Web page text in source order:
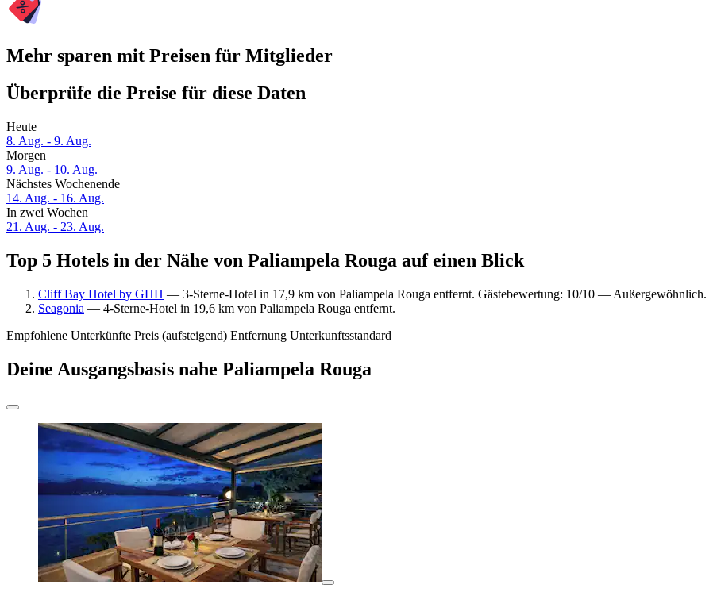
Mehr sparen mit Preisen für Mitglieder
Überprüfe die Preise für diese Daten
Heute
8. Aug. - 9. Aug.
Morgen
9. Aug. - 10. Aug.
Nächstes Wochenende
14. Aug. - 16. Aug.
In zwei Wochen
21. Aug. - 23. Aug.
Top 5 Hotels in der Nähe von Paliampela Rouga auf einen Blick
Cliff Bay Hotel by GHH — 3-Sterne-Hotel in 17,9 km von Paliampela Rouga entfernt. Gästebewertung: 10/10 — Außergewöhnlich.
Seagonia — 4-Sterne-Hotel in 19,6 km von Paliampela Rouga entfernt.
Empfohlene Unterkünfte Preis (aufsteigend) Entfernung Unterkunftsstandard
Deine Ausgangsbasis nahe Paliampela Rouga